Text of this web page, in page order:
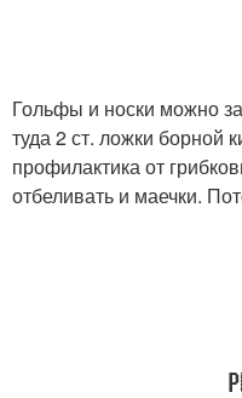
Гольфы и носки можно
туда 2 ст. ложки борной
профилактика от
отбеливать и маечки.